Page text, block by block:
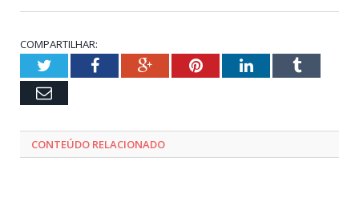
COMPARTILHAR:
TwitterFacebookGoogle+PinterestLinkedInTumblr
Email
CONTEÚDO RELACIONADO